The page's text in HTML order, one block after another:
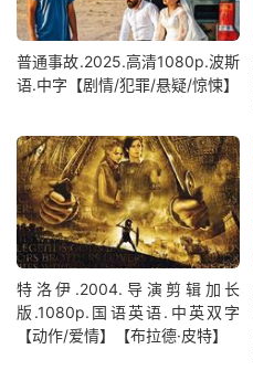
普通事故.2025.高清1080p.波斯
语.中字【剧情/犯罪/悬疑/惊悚】
特洛伊.2004.导演剪辑加长
版.1080p.国语英语.中英双字
【动作/爱情】【布拉德·皮特】